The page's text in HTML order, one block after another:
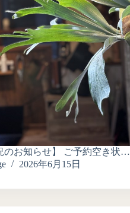
のお知らせ】 ご予約空き状…
2026年6月15日